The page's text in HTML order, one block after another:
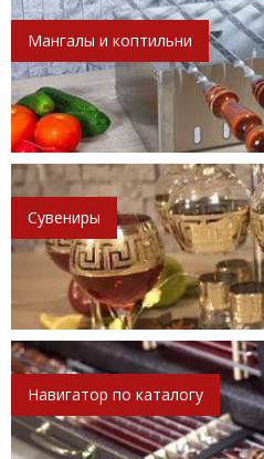
Мангалы и коптильни
Сувениры
Навигатор по каталогу